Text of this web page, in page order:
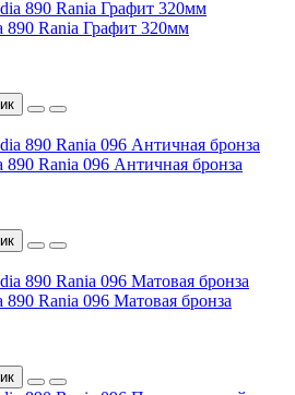
890 Rania Графит 320мм
Rania 096 Античная бронза
Rania 096 Матовая бронза